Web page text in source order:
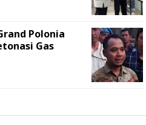
Polonia
Gas